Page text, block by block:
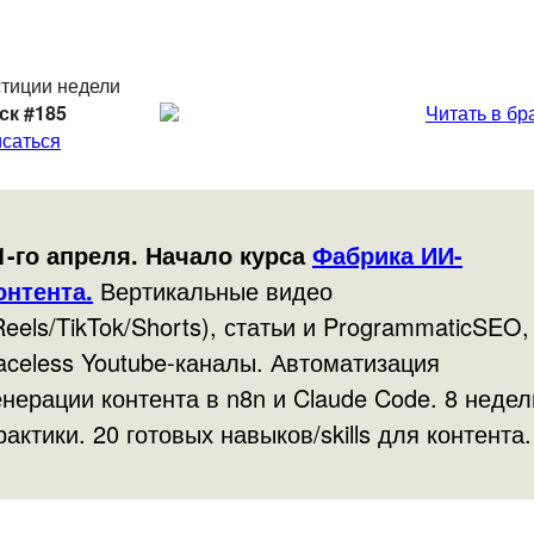
недели
#185
Читать в
го апреля. Начало курсаФабрика ИИ-
Вертикальные видео
TikTok/Shorts), статьи и ProgrammaticSEO,
Youtube-каналы. Автоматизация
контента в n8n и Claude Code. 8
20 готовых навыков/skills для контента.